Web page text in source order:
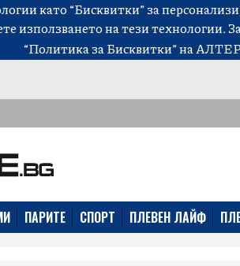
като “Бисквитки” за
използването на тези технологии.
“Политика за Бисквитки”на
ПАРИТЕ СПОРТ ПЛЕВЕН ЛАЙФ